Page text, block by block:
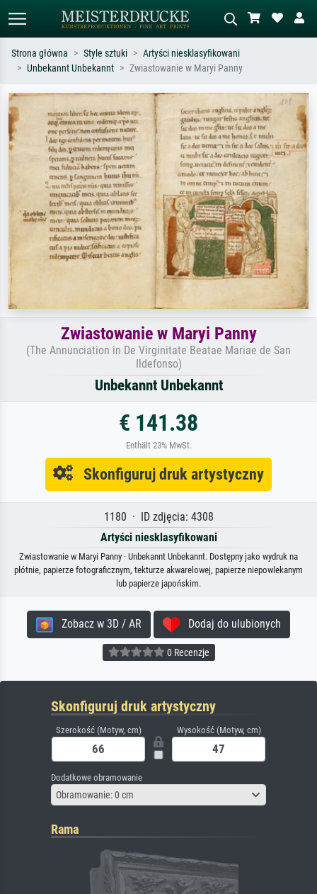
Szukaj wg artysty, tytułu lub stylu – np.
Monet, Gwiaździsta noc,
impresjonizm, fala Hokusaia, akt.
Opisz scenę – np. zielona łąka,
abstrakcja z czerwienią, ciemny olej,
stojący akt obok drzewa.
Strona główna Style sztuki
Artyści niesklasyfikowani
Unbekannt Unbekannt
Zwiastowanie w Maryi Panny
Zwiastowanie w Maryi Panny
(The Annunciation in De Virginitate Beatae Mariae de San
Ildefonso)
Unbekannt Unbekannt
€ 141.38
Enthält 23% MwSt.
Skonfiguruj druk artystyczny
1180 · ID zdjęcia: 4308
Artyści niesklasyfikowani
Zwiastowanie w Maryi Panny · Unbekannt Unbekannt. Dostępny jako wydruk na
płótnie, papierze fotograficznym, tekturze akwarelowej, papierze niepowlekanym
lub papierze japońskim.
Zobacz w 3D / AR Dodaj do ulubionych
0 Recenzje
Skonfiguruj druk artystyczny
Szerokość (Motyw, cm) Wysokość (Motyw, cm)
Dodatkowe obramowanie
Obramowanie: 0 cm
Rama